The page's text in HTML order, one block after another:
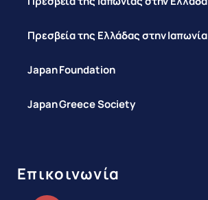
Πρεσβεία της Ελλάδας στην Ιαπωνία
Japan Foundation
Japan Greece Society
Επικοινωνία